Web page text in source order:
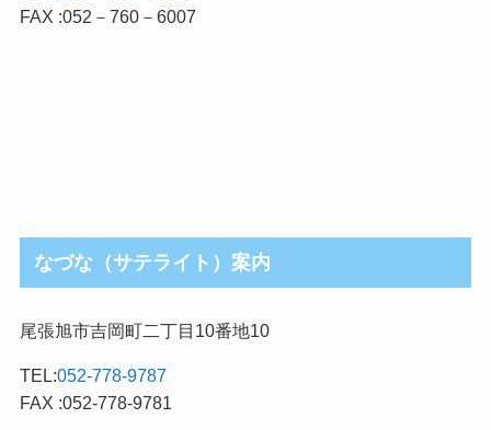
FAX :052－760－6007
なづな（サテライト）案内
尾張旭市吉岡町二丁目10番地10
TEL:052-778-9787
FAX :052-778-9781